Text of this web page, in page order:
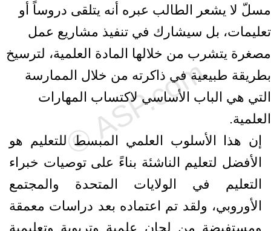
مسلّ لا يشعر الطالب عبره أنه يتلقى دروساً أو
تعليمات، بل سيشارك في تنفيذ مشاريع عمل
مصغرة يتشرب من خلالها المادة العلمية، لترسيخ
بطريقة طبيعية في ذاكرته من خلال الممارسة
التي هي الباب الأساسي لاكتساب المهارات
العلمية.
إن هذا الأسلوب العلمي المبسط للتعليم هو
الأفضل لتعليم الناشئة بناءً على توصيات خبراء
التعليم في الولايات المتحدة والمجتمع
الأوروبي، ولقد تم اعتماده بعد دراسات معمقة
ومستفيضة من لجان علمية وتربوية وتعليمية